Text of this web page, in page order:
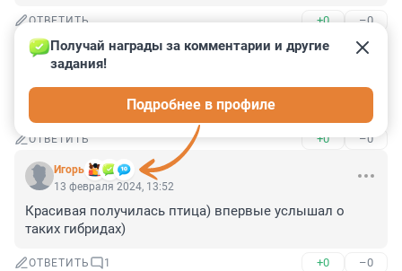
ОТВЕТИТЬ +0 –0
Гость
13 февраля 2024, 14:42
как пиплвотчер ответственно заявляю, что и среди
людей такое бывает...
ОТВЕТИТЬ +0 –0
Игoрь
Получай награды за комментарии и другие
задания!
Подробнее в профиле
13 февраля 2024, 13:52
Красивая получилась птица) впервые услышал о
таких гибридах)
ОТВЕТИТЬ 1 +0 –0